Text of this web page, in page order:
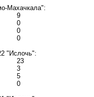
Махачкала":
9
0
0
0
"Ислочь":
23
3
5
0